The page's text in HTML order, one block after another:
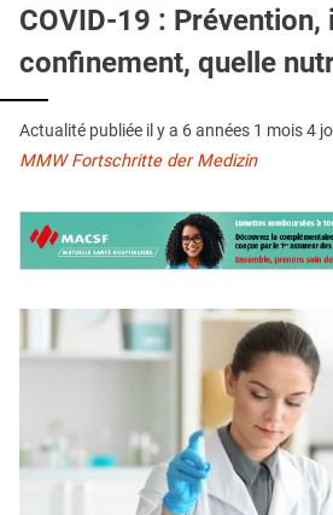
QUI SOMMES-NOUS ?
PUBLICITÉ
CONDITIONS GÉNÉRALES
CONTACT
COVID-19 :
confinement, quelle
Actualité publiée il y a 6 années 1 mois 4
MMW Fortschritte der Medizin